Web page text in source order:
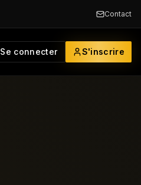
Contact
Se connecter S'inscrire